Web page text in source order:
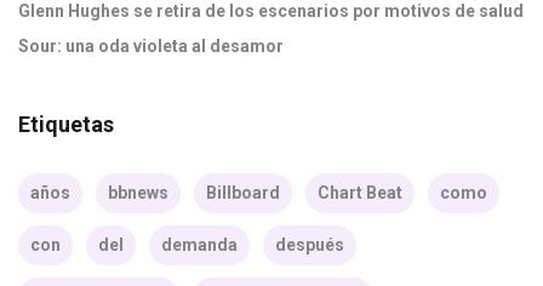
Glenn Hughes se retira de los escenarios por motivos de salud
Sour: una oda violeta al desamor
Etiquetas
años bbnews Billboard Chart Beat como
con del demanda después